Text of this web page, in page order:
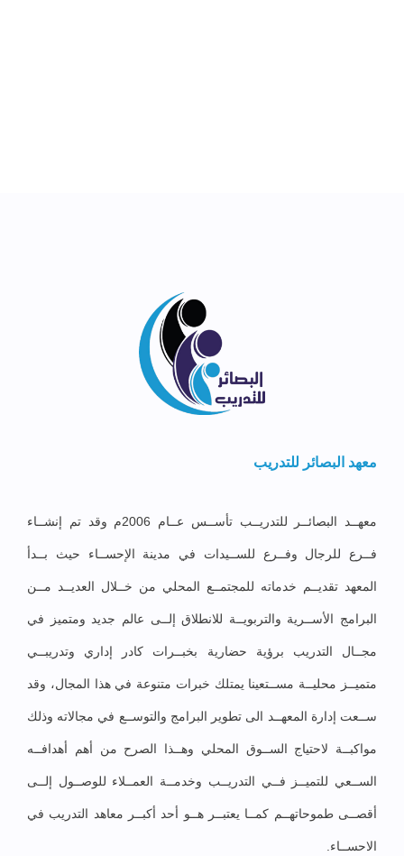
معهد البصائر للتدريب
معهــد البصائــر للتدريــب تأســس عــام 2006م وقد تم إنشــاء
فــرع للرجال وفــرع للســيدات في مدينة الإحســاء حيث بــدأ
المعهد تقديــم خدماته للمجتمــع المحلي من خــلال العديــد مــن
البرامج الأســرية والتربويــة للانطلاق إلــى عالم جديد ومتميز في
مجــال التدريب برؤية حضارية بخبــرات كادر إداري وتدريبــي
متميــز محليــة مســتعينا يمتلك خبرات متنوعة في هذا المجال، وقد
ســعت إدارة المعهــد الى تطوير البرامج والتوســع في مجالاته وذلك
مواكبــة لاحتياج الســوق المحلي وهــذا الصرح من أهم أهدافــه
الســعي للتميــز فــي التدريــب وخدمــة العمــلاء للوصــول إلــى
أقصــى طموحاتهــم كمــا يعتبــر هــو أحد أكبــر معاهد التدريب في
الاحســاء.